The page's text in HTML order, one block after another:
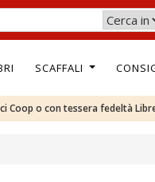
SCAFFALI
Coop o con tessera fedeltà